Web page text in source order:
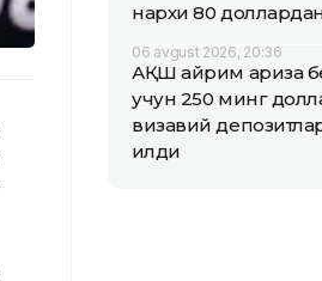
нархи 80
06 avgust 2026, 20:36
АҚШ айрим ариза
учун 250 минг
визавий
қилди